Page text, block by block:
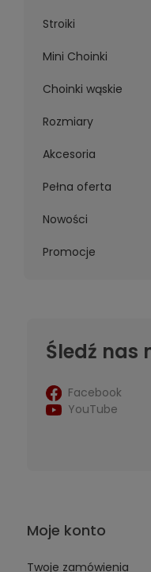
Stroiki
Mini Choinki
Choinki wąskie
Rozmiary
Akcesoria
Pełna oferta
Nowości
Promocje
Śledź nas
Facebook
YouTube
Moje konto
Twoje zamówienia